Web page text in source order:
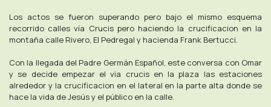
Los actos se fueron superando pero bajo el mismo esquema
recorrido calles vía Crucis pero haciendo la crucificacion en la
montaña calle Rivero, El Pedregal y hacienda Frank Bertucci.
Con la llegada del Padre Germán Español, este conversa con Omar
y se decide empezar el via crucis en la plaza las estaciones
alrededor y la crucificacion en el lateral en la parte alta donde se
hace la vida de Jesús y el público en la calle.